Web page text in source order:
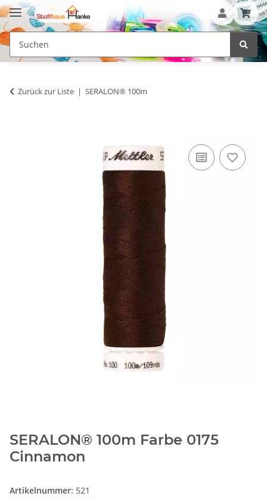
Zurück zur Liste SERALON® 100m
SERALON® 100m Farbe 0175
Cinnamon
Artikelnummer: 521